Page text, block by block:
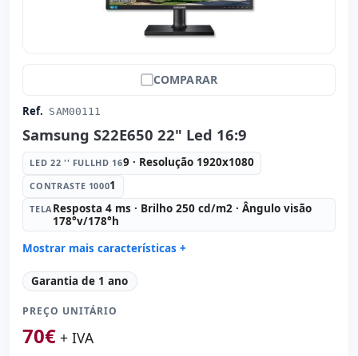
COMPARAR
Ref. SAM00111
Samsung S22E650 22" Led 16:9
LED 22 '' FULLHD 169 · Resolução 1920x1080
CONTRASTE 10001
TELA Resposta 4 ms · Brilho 250 cd/m2 · Ângulo visão
178°v/178°h
Mostrar mais características +
Led 22 '' FullHD 16:
Contraste 1000: 1
Tela: Resposta 4 ms · Brilho 250 cd/m2 · Ângulo visão
178°v/178°h
Portas de vídeo:
Garantia de 1 ano
PREÇO UNITÁRIO
70€ + IVA